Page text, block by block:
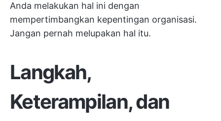
Anda melakukan hal ini dengan
mempertimbangkan kepentingan organisasi.
Jangan pernah melupakan hal itu.
Langkah,
Keterampilan, dan